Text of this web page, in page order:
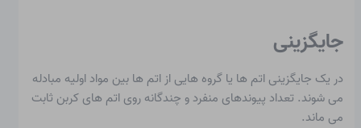
جایگزینی
در یک جایگزینی اتم ها یا گروه هایی از اتم ها بین مواد اولیه مبادله
می شوند. تعداد پیوندهای منفرد و چندگانه روی اتم های کربن ثابت
می ماند.